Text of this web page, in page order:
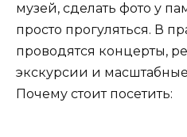
музей, сделать фото у
просто прогуляться. В
проводятся концерты,
экскурсии и
Почему стоит посетить: